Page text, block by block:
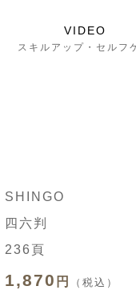
VIDEO
スキルアップ・セルフ
SHINGO
四六判
236頁
1,870 円 （税込）